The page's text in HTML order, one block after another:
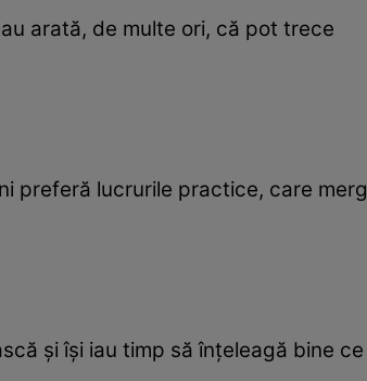
arată, de multe ori, că pot trece
preferă lucrurile practice, care merg
și își iau timp să înțeleagă bine ce